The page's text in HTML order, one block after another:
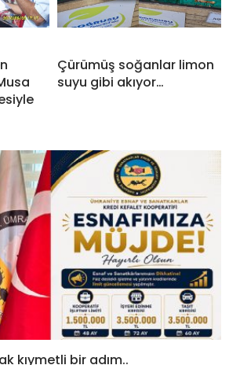
Çürümüş soğanlar limon
suyu gibi akıyor…
kıymetli bir adım..